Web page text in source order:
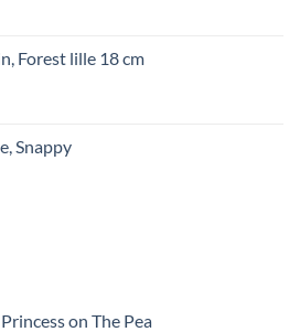
Forest lille 18 cm
Snappy
on The Pea